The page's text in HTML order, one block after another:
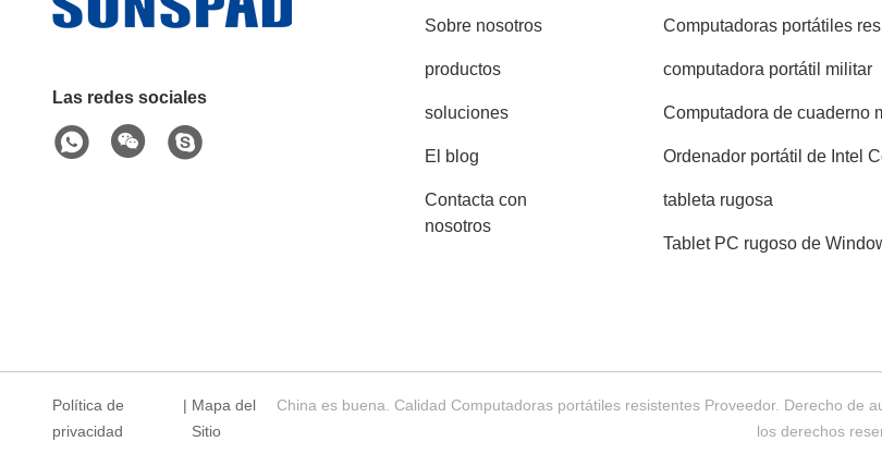
Las redes sociales
Sobre nosotros
productos
soluciones
El blog
Contacta con
nosotros
Computadoras portátiles
computadora portátil militar
Computadora de cuaderno
Ordenador portátil de Intel
tableta rugosa
Tablet PC rugoso de
Política de
privacidad
| Mapa del
Sitio
China es buena. Calidad Computadoras portátiles resistentes Proveedor. Derecho de
los derechos